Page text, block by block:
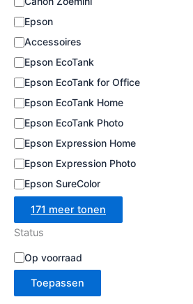
e
Epson
Accessoires
Epson EcoTank
Epson EcoTank for Office
Epson EcoTank Home
Epson EcoTank Photo
Epson Expression Home
Epson Expression Photo
Epson SureColor
171 meer tonen
Status
B
e
c
Op voorraad
Toepassen